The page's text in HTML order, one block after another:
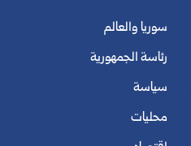
سوريا والعالم
رئاسة الجمهورية
سياسة
محليات